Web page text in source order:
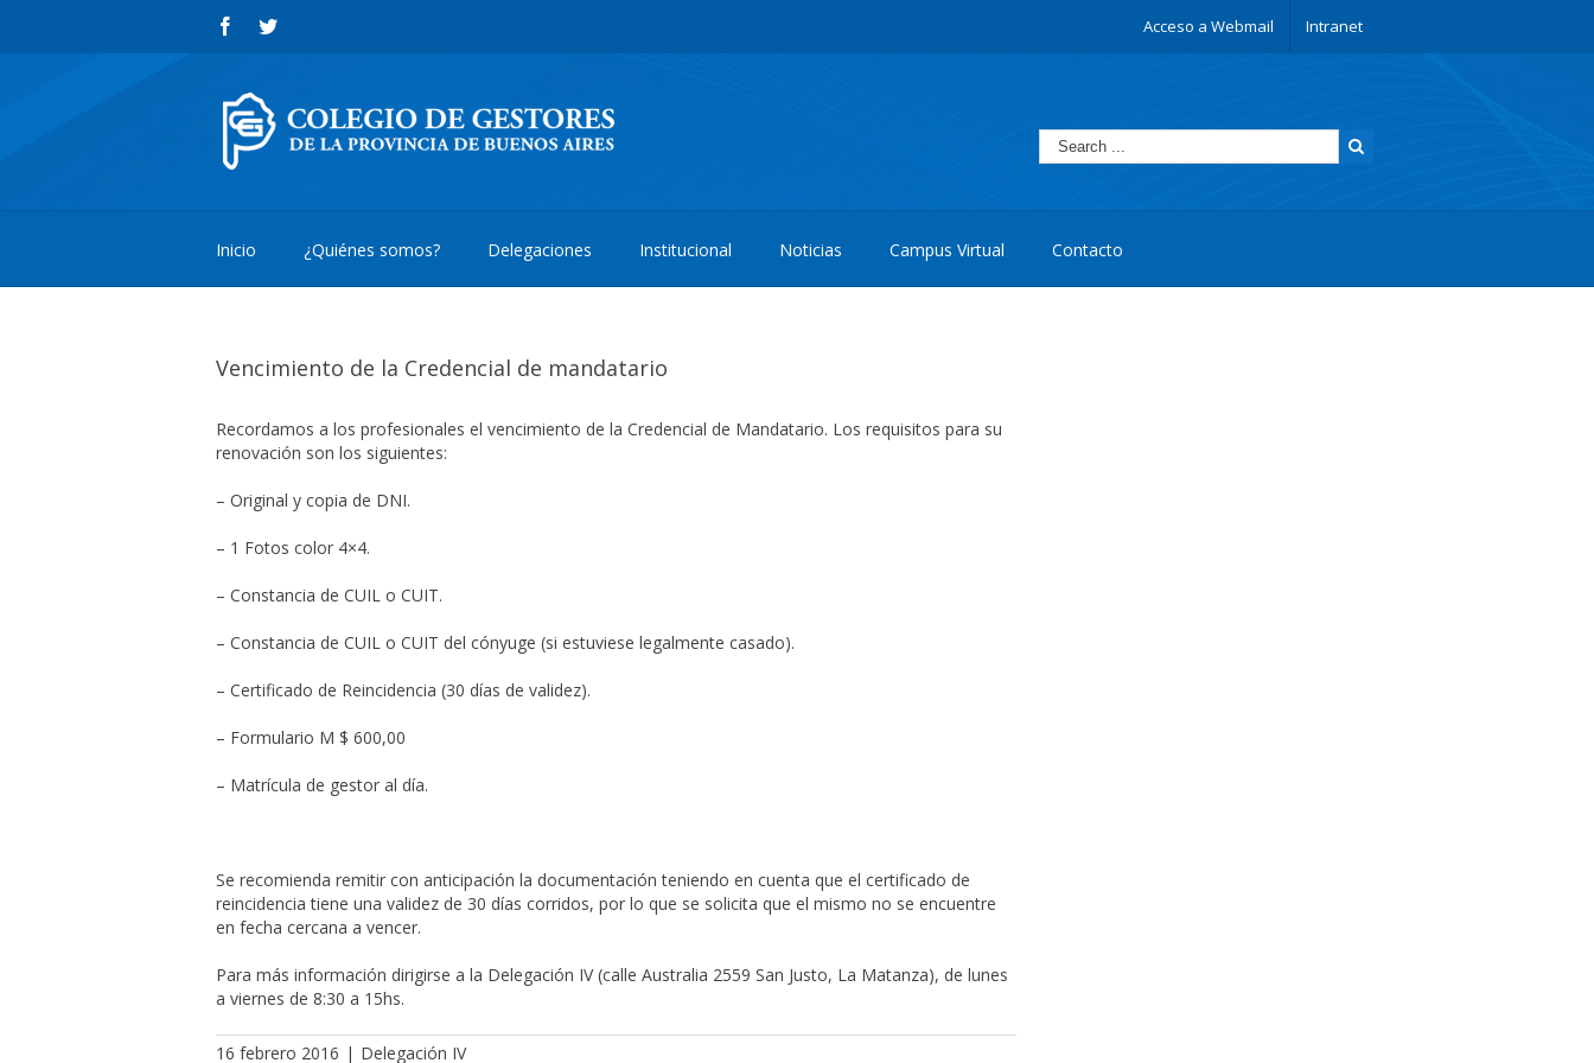
Acceso a Webmail Intranet
Inicio ¿Quiénes somos? Delegaciones Institucional Noticias Campus Virtual Contacto
Vencimiento de la Credencial de mandatario
Recordamos a los profesionales el vencimiento de la Credencial de Mandatario. Los requisitos para su
renovación son los siguientes:
– Original y copia de DNI.
– 1 Fotos color 4×4.
– Constancia de CUIL o CUIT.
– Constancia de CUIL o CUIT del cónyuge (si estuviese legalmente casado).
– Certificado de Reincidencia (30 días de validez).
– Formulario M $ 600,00
– Matrícula de gestor al día.
Se recomienda remitir con anticipación la documentación teniendo en cuenta que el certificado de
reincidencia tiene una validez de 30 días corridos, por lo que se solicita que el mismo no se encuentre
en fecha cercana a vencer.
Para más información dirigirse a la Delegación IV (calle Australia 2559 San Justo, La Matanza), de lunes
a viernes de 8:30 a 15hs.
16 febrero 2016 | Delegación IV